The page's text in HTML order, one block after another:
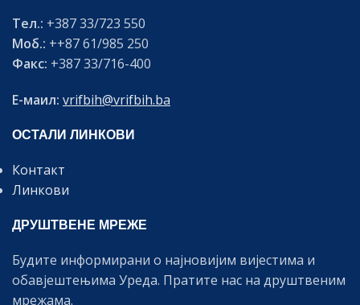
Тел.: +387 33/723 550
Моб.: ++87 61/985 250
Факс: +387 33/716-400
Е-маил: vrifbih@vrifbih.ba
ОСТАЛИ ЛИНКОВИ
Контакт
Линкови
ДРУШТВЕНЕ МРЕЖЕ
Будите информирани о најновијим вијестима и
обавјештењима Уреда. Пратите нас на друштвеним
мрежама.